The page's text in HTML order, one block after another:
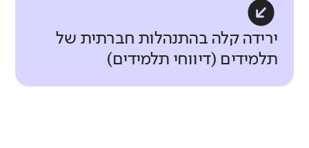
ירידה קלה בהתנהלות חברתית של
תלמידים (דיווחי תלמידים)